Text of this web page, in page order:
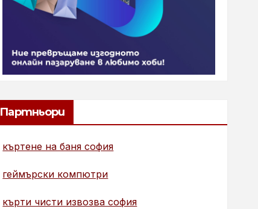
Партньори
къртене на баня софия
геймърски компютри
кърти чисти извозва софия